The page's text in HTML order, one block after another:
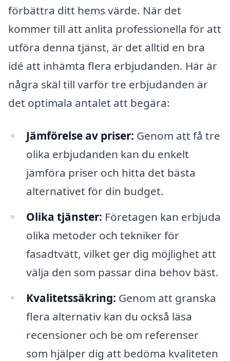
förbättra ditt hems värde. När det
kommer till att anlita professionella för att
utföra denna tjänst, är det alltid en bra
idé att inhämta flera erbjudanden. Här är
några skäl till varför tre erbjudanden är
det optimala antalet att begära:
Jämförelse av priser: Genom att få tre
olika erbjudanden kan du enkelt
jämföra priser och hitta det bästa
alternativet för din budget.
Olika tjänster: Företagen kan erbjuda
olika metoder och tekniker för
fasadtvätt, vilket ger dig möjlighet att
välja den som passar dina behov bäst.
Kvalitetssäkring: Genom att granska
flera alternativ kan du också läsa
recensioner och be om referenser
som hjälper dig att bedöma kvaliteten